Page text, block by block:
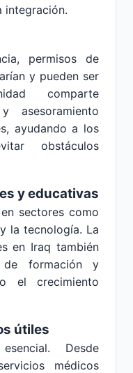
integración.
permisos de
y pueden ser
comparte
asesoramiento
ayudando a los
obstáculos
y educativas
sectores como
la tecnología. La
en Iraq también
de formación y
el crecimiento
útiles
Desde
médicos